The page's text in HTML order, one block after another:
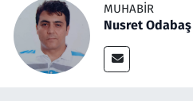
MUHABIR
Nusret Odabaş